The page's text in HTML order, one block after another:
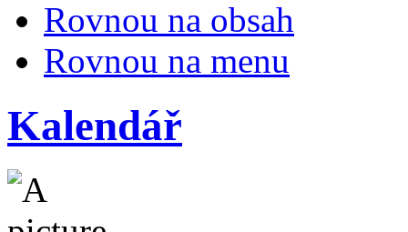
Rovnou na obsah
Rovnou na menu
Kalendář